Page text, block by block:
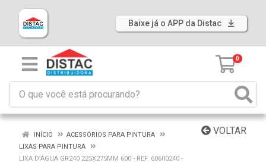
Baixe já o APP da Distac
0
VOLTAR
INÍCIO
ACESSÓRIOS PARA PINTURA
LIXAS PARA PINTURA
LIXA D’ÁGUA GR240 225X275MM 600 - REF. 60600240 -